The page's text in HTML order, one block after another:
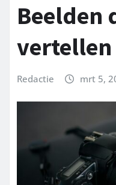
Beelden
vertellen
Redactie mrt 5,